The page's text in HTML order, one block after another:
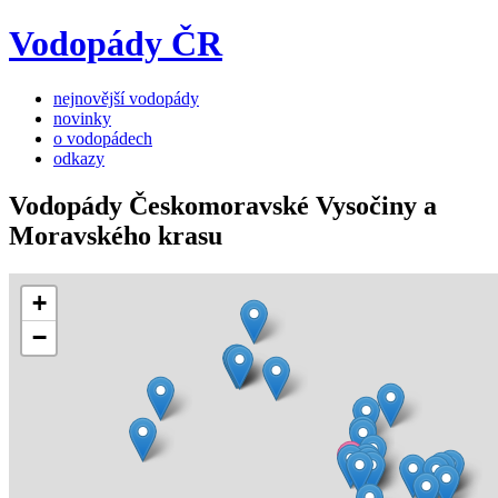
Vodopády ČR
nejnovější vodopády
novinky
o vodopádech
odkazy
Vodopády Českomoravské Vysočiny a
Moravského krasu
+
−